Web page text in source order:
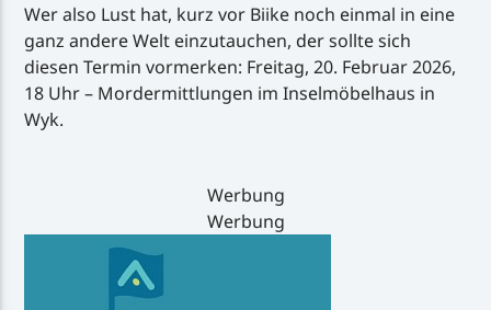
Wer also Lust hat, kurz vor Biike noch einmal in eine
ganz andere Welt einzutauchen, der sollte sich
diesen Termin vormerken: Freitag, 20. Februar 2026,
18 Uhr – Mordermittlungen im Inselmöbelhaus in
Wyk.
Werbung
Werbung